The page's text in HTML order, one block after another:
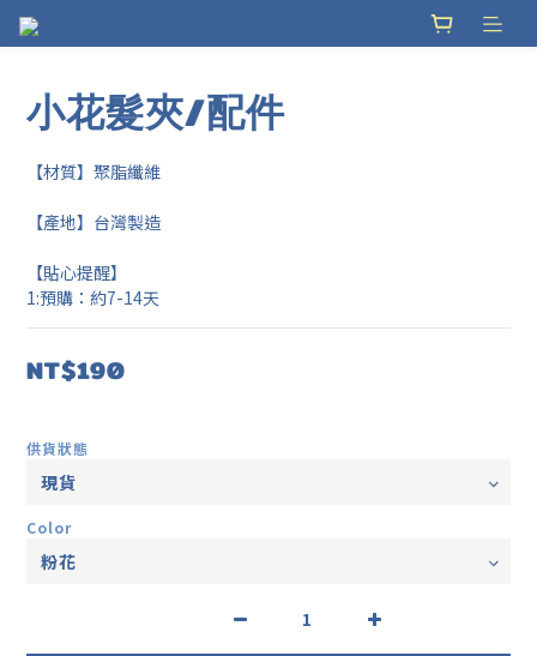
小花髮夾/配件
【材質】聚脂纖維
【產地】台灣製造
【貼心提醒】
1:預購：約7-14天
NT$190
供貨狀態
Color